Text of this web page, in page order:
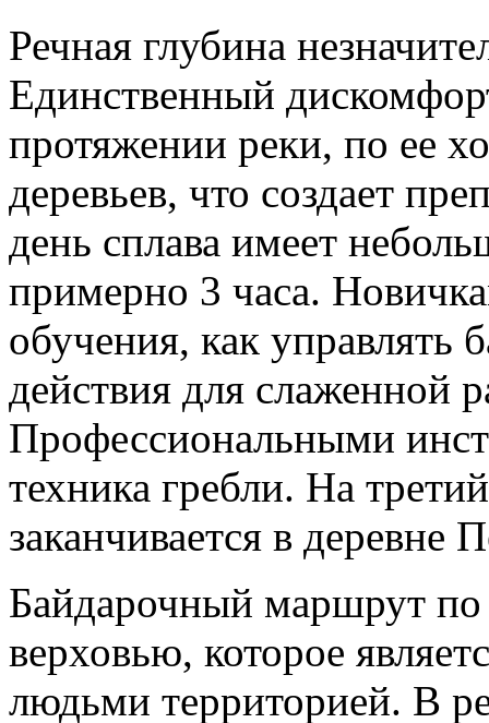
Речная глубина
Единственный
протяжении реки, по ее
деревьев, что создает
день сплава имеет
примерно 3 часа.
обучения, как управлять
действия для слаженной
Профессиональными
техника гребли. На
заканчивается в деревне
Байдарочный маршрут по
верховью, которое
людьми территорией. В